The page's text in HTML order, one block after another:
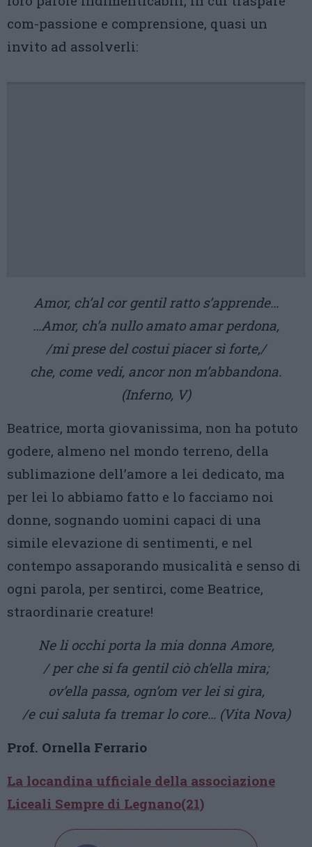
com-passione e comprensione, quasi un
invito ad assolverli:
Amor, ch’al cor gentil ratto s’apprende…
…Amor, ch’a nullo amato amar perdona,
/mi prese del costui piacer sì forte,/
che, come vedi, ancor non m’abbandona.
(Inferno, V)
Beatrice, morta giovanissima, non ha potuto
godere, almeno nel mondo terreno, della
sublimazione dell’amore a lei dedicato, ma
per lei lo abbiamo fatto e lo facciamo noi
donne, sognando uomini capaci di una
simile elevazione di sentimenti, e nel
contempo assaporando musicalità e senso di
ogni parola, per sentirci, come Beatrice,
straordinarie creature!
Ne li occhi porta la mia donna Amore,
/ per che si fa gentil ciò ch’ella mira;
ov’ella passa, ogn’om ver lei si gira,
/e cui saluta fa tremar lo core… (Vita Nova)
Prof. Ornella Ferrario
La locandina ufficiale della associazione
Liceali Sempre di Legnano(21)